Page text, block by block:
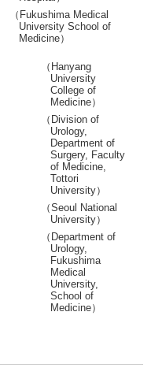
（Fukushima Medical
University School of
Medicine）
（Hanyang
University
College of
Medicine）
（Division of
Urology,
Department of
Surgery, Faculty
of Medicine,
Tottori
University）
（Seoul National
University）
（Department of
Urology,
Fukushima
Medical
University,
School of
Medicine）